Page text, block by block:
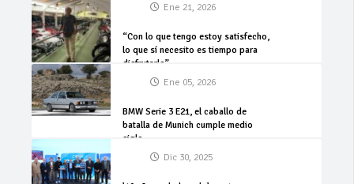
Ene 21, 2026
“Con lo que tengo estoy satisfecho,
lo que sí necesito es tiempo para
disfrutarlo”
Ene 05, 2026
BMW Serie 3 E21, el caballo de
batalla de Munich cumple medio
siglo
Dic 30, 2025